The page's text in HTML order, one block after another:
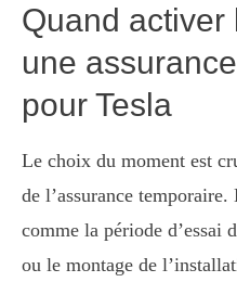
Quand activer
une
pour Tesla
Le choix du moment est
de l’assurance
comme la période d’essai
ou le montage de